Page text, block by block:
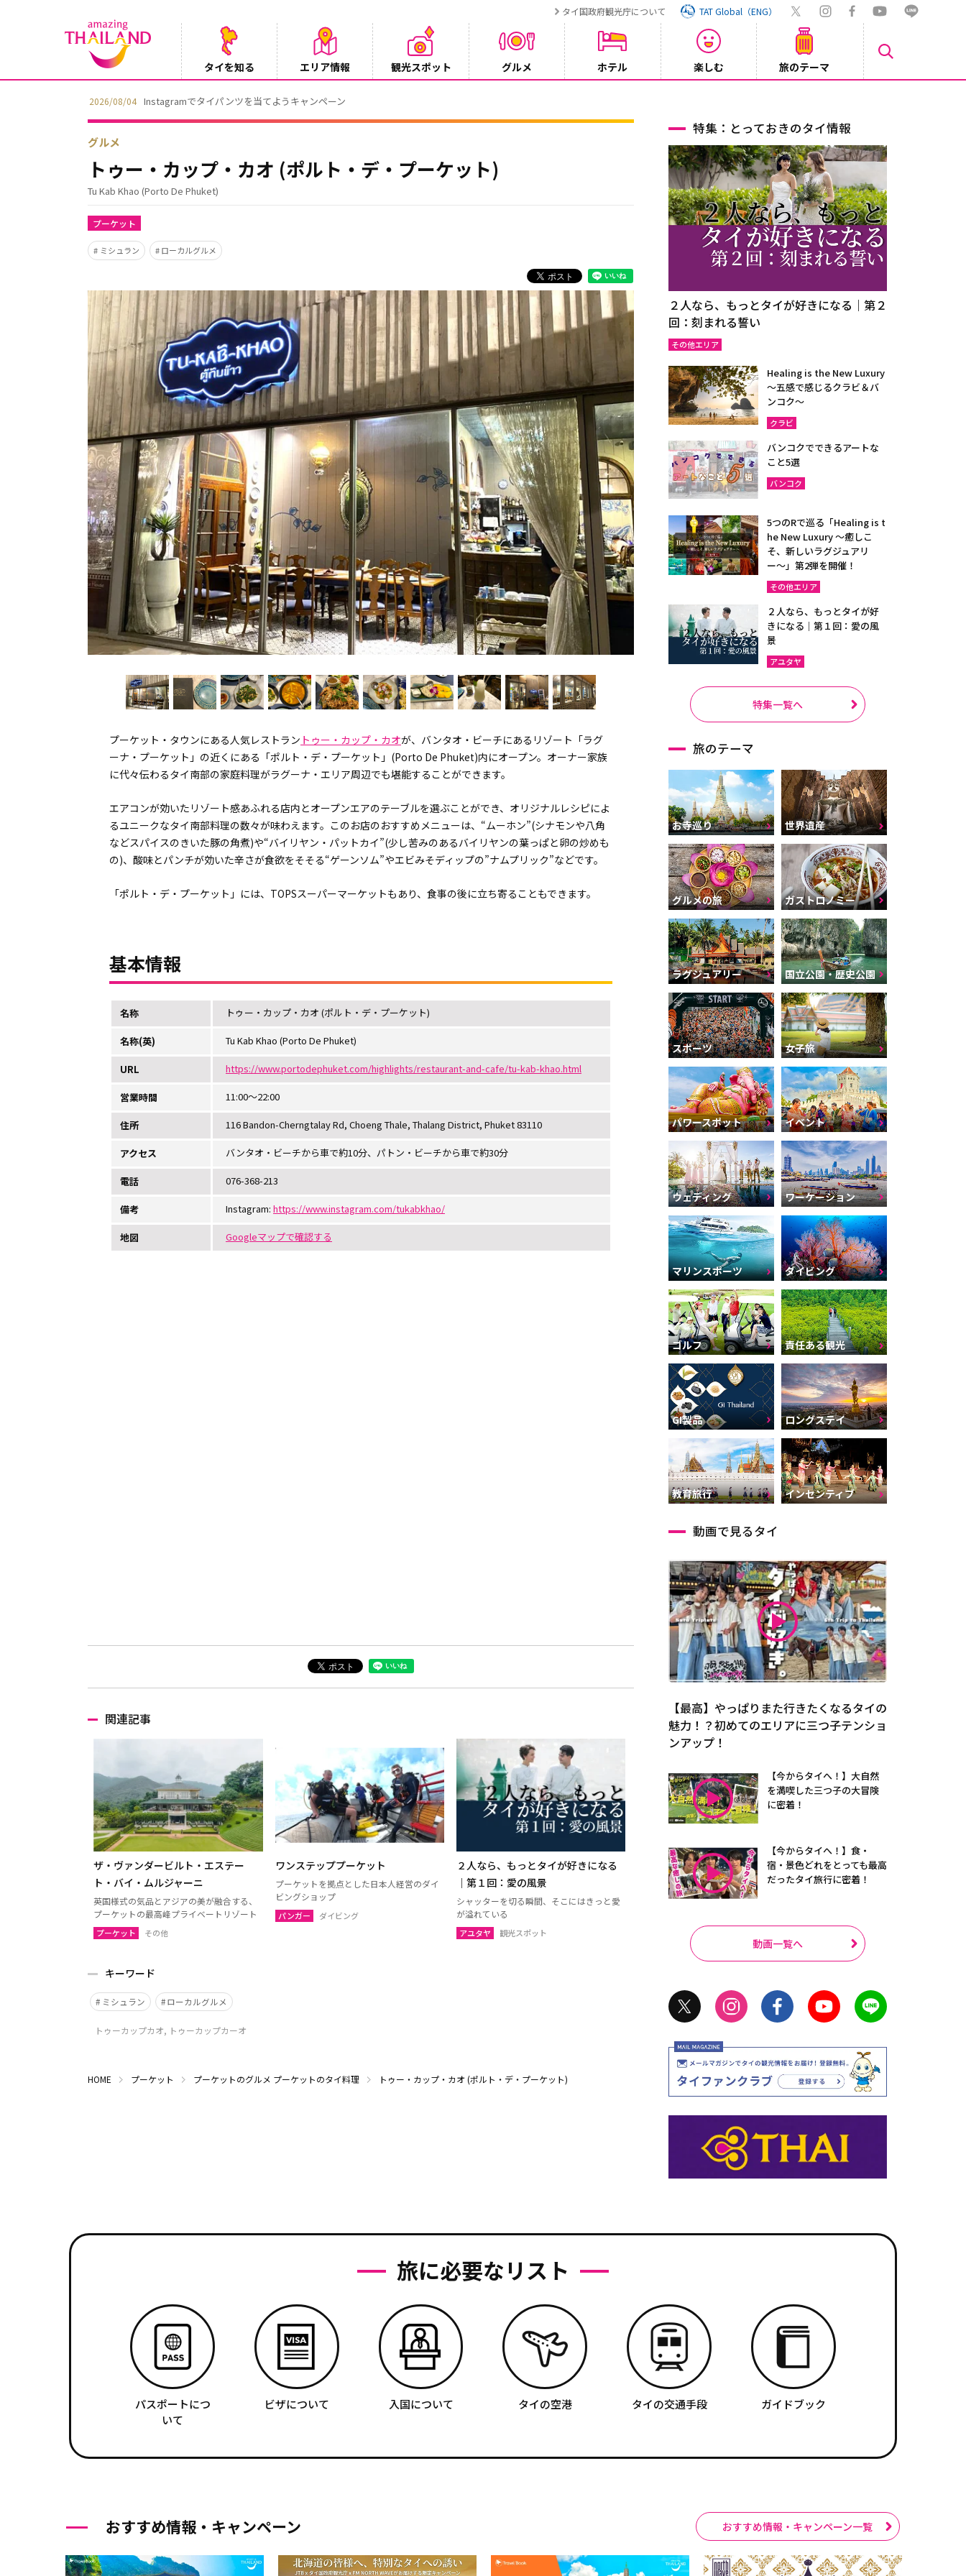
タイ国政府観光庁について TAT Global（ENG）
タイを知る エリア情報 観光スポット グルメ ホテル 楽しむ 旅のテーマ
2026/08/04 Instagramでタイパンツを当てようキャンペーン
グルメ
トゥー・カップ・カオ (ポルト・デ・プーケット)
Tu Kab Khao (Porto De Phuket)
プーケット
ミシュラン ローカルグルメ
プーケット・タウンにある人気レストラン トゥー・カップ・カオが、バンタオ・ビーチにあるリゾート「ラグ
ーナ・プーケット」の近くにある「ポルト・デ・プーケット」(Porto De Phuket)内にオープン。オーナー家族
に代々伝わるタイ南部の家庭料理がラグーナ・エリア周辺でも堪能することができます。
エアコンが効いたリゾート感あふれる店内とオープンエアのテーブルを選ぶことができ、オリジナルレシピによ
るユニークなタイ南部料理の数々が味わえます。このお店のおすすめメニューは、“ムーホン”(シナモンや八角
などスパイスのきいた豚の角煮)や“バイリヤン・パットカイ”(少し苦みのあるバイリヤンの葉っぱと卵の炒めも
の)、酸味とパンチが効いた辛さが食欲をそそる“ゲーンソム”やエビみそディップの”ナムプリック”などです。
「ポルト・デ・プーケット」には、TOPSスーパーマーケットもあり、食事の後に立ち寄ることもできます。
基本情報
名称 トゥー・カップ・カオ (ポルト・デ・プーケット)
名称(英) Tu Kab Khao (Porto De Phuket)
URL https://www.portodephuket.com/highlights/restaurant-and-cafe/tu-kab-khao.html
営業時間 11:00～22:00
住所 116 Bandon-Cherngtalay Rd, Choeng Thale, Thalang District, Phuket 83110
アクセス バンタオ・ビーチから車で約10分、パトン・ビーチから車で約30分
電話 076-368-213
備考 Instagram: https://www.instagram.com/tukabkhao/
地図 Googleマップで確認する
関連記事
ザ・ヴァンダービルト・エステー
ト・バイ・ムルジャーニ
英国様式の気品とアジアの美が融合する、
プーケットの最高峰プライベートリゾート
プーケット その他
ワンステッププーケット
プーケットを拠点とした日本人経営のダイ
ビングショップ
パンガー ダイビング
２人なら、もっとタイが好きになる
｜第１回：愛の風景
シャッターを切る瞬間、そこにはきっと愛
が溢れている
アユタヤ 観光スポット
キーワード
ミシュラン ローカルグルメ
トゥーカップカオ, トゥーカップカーオ
HOME プーケット プーケットのグルメ プーケットのタイ料理 トゥー・カップ・カオ (ポルト・デ・プーケット)
特集：とっておきのタイ情報
２人なら、もっとタイが好きになる｜第２
回：刻まれる誓い
その他エリア
Healing is the New Luxury
～五感で感じるクラビ＆バ
ンコク～
クラビ
バンコクでできるアートな
こと5選
バンコク
5つのRで巡る「Healing is t
he New Luxury ～癒しこ
そ、新しいラグジュアリ
ー〜」第2弾を開催！
その他エリア
２人なら、もっとタイが好
きになる｜第１回：愛の風
景
アユタヤ
特集一覧へ
旅のテーマ
お寺巡り 世界遺産
グルメの旅 ガストロノミー
ラグジュアリー 国立公園・歴史公園
スポーツ 女子旅
パワースポット イベント
ウェディング ワーケーション
マリンスポーツ ダイビング
ゴルフ 責任ある観光
GI製品 ロングステイ
教育旅行 インセンティブ
動画で見るタイ
【最高】やっぱりまた行きたくなるタイの
魅力！？初めてのエリアに三つ子テンショ
ンアップ！
【今からタイへ！】大自然
を満喫した三つ子の大冒険
に密着！
【今からタイへ！】食・
宿・景色どれをとっても最高
だったタイ旅行に密着！
動画一覧へ
旅に必要なリスト
パスポートにつ
いて
ビザについて 入国について タイの空港 タイの交通手段 ガイドブック
おすすめ情報・キャンペーン おすすめ情報・キャンペーン一覧